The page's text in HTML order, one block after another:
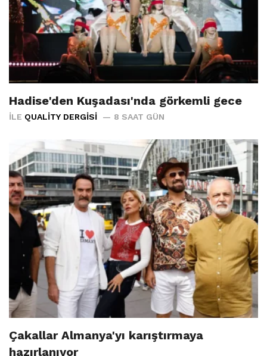
Hadise'den Kuşadası'nda görkemli gece
İLE QUALITY DERGISI 8 SAAT GÜN
Çakallar Almanya'yı karıştırmaya
hazırlanıyor